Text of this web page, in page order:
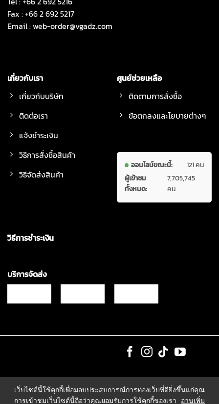
Fax : +66 2 692 5217
Email :web-order@vgadz.com
เกี่ยวกับเรา
เกี่ยวกับบริษัท
ติดต่อเรา
แจ้งชำระเงิน
วิธีการสั่งซื้อสินค้า
วิธีจัดส่งสินค้า
ศูนย์ช่วยเหลือ
ติดตามการสั่งซื้อ
ข้อตกลงและโยบายต่างๆ
ออนไลน์ขณะนี้:
121 คน
ผู้เข้าชม
ทั้งหมด:
7,705,745
คน
วิธีการชำระเงิน
บริการจัดส่ง
เว็บไซต์นี้ใช้คุกกี้เพื่อมอบประสบการณ์การท่องเว็บที่ดียิ่งขึ้นแก่คุณ
การเข้าชมเว็บไซต์นี้ถือว่าคุณยอมรับการใช้คุกกี้ของเรา
อ่านเพิ่ม